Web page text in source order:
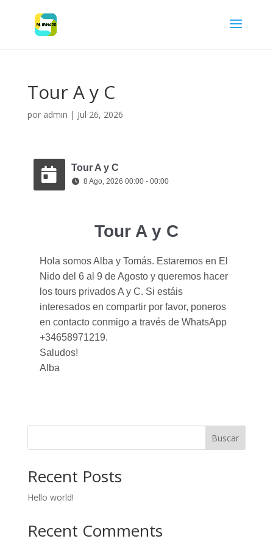
Tour A y C
por admin | Jul 26, 2026
Tour A y C
8 Ago, 2026 00:00 - 00:00
Tour A y C
Hola somos Alba y Tomás. Estaremos en El
Nido del 6 al 9 de Agosto y queremos hacer
los tours privados A y C. Si estáis
interesados en compartir por favor, poneros
en contacto conmigo a través de WhatsApp
+34658971219.
Saludos!
Alba
Buscar
Recent Posts
Hello world!
Recent Comments